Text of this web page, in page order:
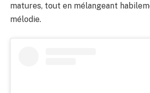
matures, tout en mélangeant
mélodie.